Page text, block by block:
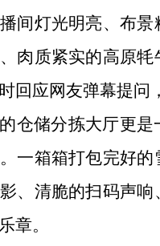
间灯光明亮、布
肉质紧实的高原
回应网友弹幕提
仓储分拣大厅更
一箱箱打包完好
、清脆的扫码声
章。